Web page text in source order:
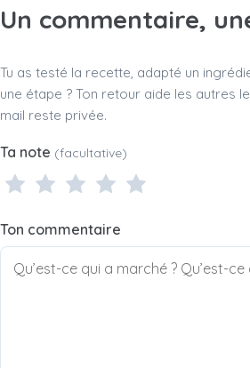
Un commentaire,
Tu as testé la recette, adapté un
une étape ? Ton retour aide les autres
mail reste privée.
Ta note (facultative)
Ton commentaire